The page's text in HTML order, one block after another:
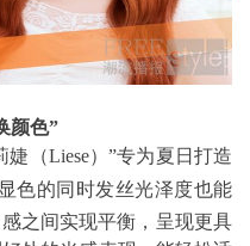
颜色”
（Liese）”专为夏日打造
色的同时发丝光泽度也能
之间实现平衡，呈现更具